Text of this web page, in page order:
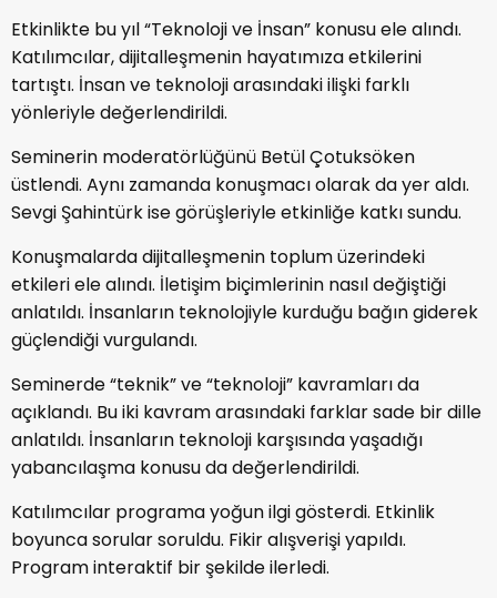
Etkinlikte bu yıl “Teknoloji ve İnsan” konusu ele alındı.
Katılımcılar, dijitalleşmenin hayatımıza etkilerini
tartıştı. İnsan ve teknoloji arasındaki ilişki farklı
yönleriyle değerlendirildi.
Seminerin moderatörlüğünü Betül Çotuksöken
üstlendi. Aynı zamanda konuşmacı olarak da yer aldı.
Sevgi Şahintürkise görüşleriyle etkinliğe katkı sundu.
Konuşmalarda dijitalleşmenin toplum üzerindeki
etkileri ele alındı. İletişim biçimlerinin nasıl değiştiği
anlatıldı. İnsanların teknolojiyle kurduğu bağın giderek
güçlendiği vurgulandı.
Seminerde “teknik” ve “teknoloji” kavramları da
açıklandı. Bu iki kavram arasındaki farklar sade bir dille
anlatıldı. İnsanların teknoloji karşısında yaşadığı
yabancılaşma konusu da değerlendirildi.
Katılımcılar programa yoğun ilgi gösterdi. Etkinlik
boyunca sorular soruldu. Fikir alışverişi yapıldı.
Program interaktif bir şekilde ilerledi.